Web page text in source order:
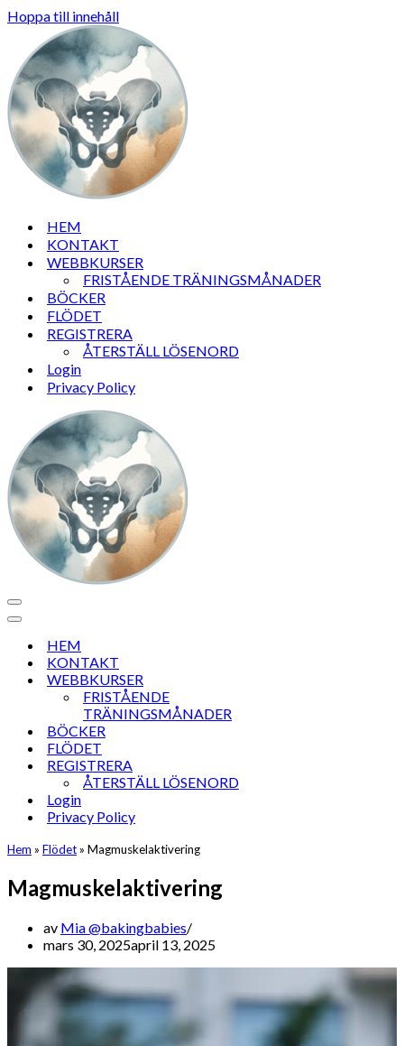
Hoppa till innehåll
HEM
KONTAKT
WEBBKURSER
FRISTÅENDE TRÄNINGSMÅNADER
BÖCKER
FLÖDET
REGISTRERA
ÅTERSTÄLL LÖSENORD
Login
Privacy Policy
Navigeringsmeny
Navigeringsmeny
HEM
KONTAKT
WEBBKURSER
FRISTÅENDE
TRÄNINGSMÅNADER
BÖCKER
FLÖDET
REGISTRERA
ÅTERSTÄLL LÖSENORD
Login
Privacy Policy
Hem » Flödet» Magmuskelaktivering
Magmuskelaktivering
av Mia @bakingbabies
mars 30, 2025april 13, 2025